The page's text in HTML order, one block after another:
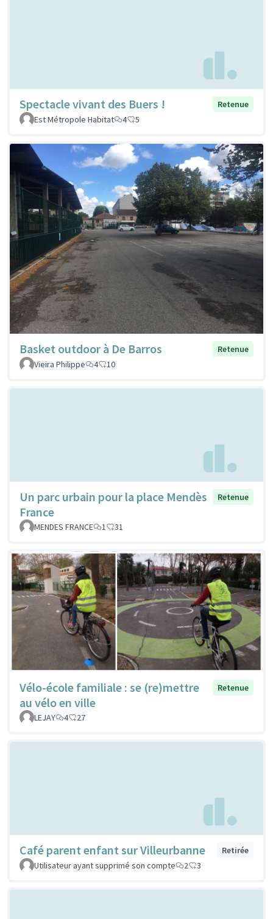
Spectacle vivant des Buers !
Retenue
Est Métropole Habitat
4 5
Basket outdoor à De Barros
Retenue
Vieira Philippe
4 10
Un parc urbain pour la place Mendès
France
Retenue
MENDES FRANCE 1 31
Vélo-école familiale : se (re)mettre
au vélo en ville
Retenue
LEJAY 4 27
Café parent enfant sur Villeurbanne
Retirée
Utilisateur ayant supprimé son compte
2 3